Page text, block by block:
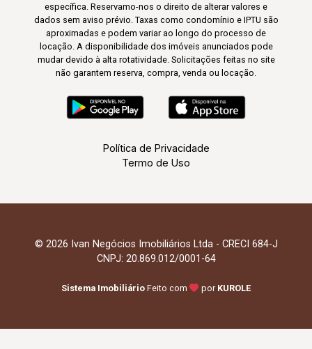
específica. Reservamo-nos o direito de alterar valores e
dados sem aviso prévio. Taxas como condomínio e IPTU são
aproximadas e podem variar ao longo do processo de
locação. A disponibilidade dos imóveis anunciados pode
mudar devido à alta rotatividade. Solicitações feitas no site
não garantem reserva, compra, venda ou locação.
Política de Privacidade
Termo de Uso
© 2026 Ivan Negócios Imobiliários Ltda - CRECI 684-J
CNPJ: 20.869.012/0001-64
Sistema Imobiliário Feito com por KUROLE